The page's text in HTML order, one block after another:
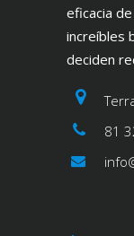
eficacia
increíbles
deciden
81